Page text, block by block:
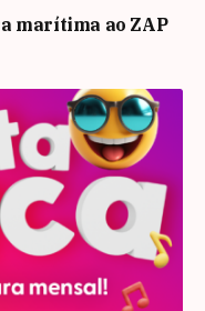
marítima ao ZAP